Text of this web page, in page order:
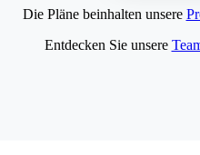
Die Pläne beinhalten unsere
Entdecken Sie unsere